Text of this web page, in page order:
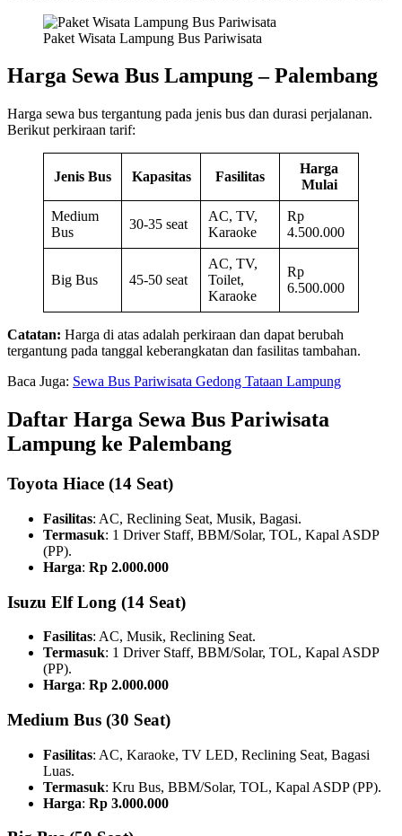
Paket Wisata Lampung Bus Pariwisata
Harga Sewa Bus Lampung – Palembang
Harga sewa bus tergantung pada jenis bus dan durasi perjalanan.
Berikut perkiraan tarif:
Jenis Bus Kapasitas Fasilitas
Harga
Mulai
Medium
Bus
30-35 seat
AC, TV,
Karaoke
Rp
4.500.000
Big Bus 45-50 seat
AC, TV,
Toilet,
Karaoke
Rp
6.500.000
Catatan: Harga di atas adalah perkiraan dan dapat berubah
tergantung pada tanggal keberangkatan dan fasilitas tambahan.
Baca Juga: Sewa Bus Pariwisata Gedong Tataan Lampung
Daftar Harga Sewa Bus Pariwisata
Lampung ke Palembang
Toyota Hiace (14 Seat)
Fasilitas: AC, Reclining Seat, Musik, Bagasi.
Termasuk: 1 Driver Staff, BBM/Solar, TOL, Kapal ASDP
(PP).
Harga: Rp 2.000.000
Isuzu Elf Long (14 Seat)
Fasilitas: AC, Musik, Reclining Seat.
Termasuk: 1 Driver Staff, BBM/Solar, TOL, Kapal ASDP
(PP).
Harga: Rp 2.000.000
Medium Bus (30 Seat)
Fasilitas: AC, Karaoke, TV LED, Reclining Seat, Bagasi
Luas.
Termasuk: Kru Bus, BBM/Solar, TOL, Kapal ASDP (PP).
Harga: Rp 3.000.000